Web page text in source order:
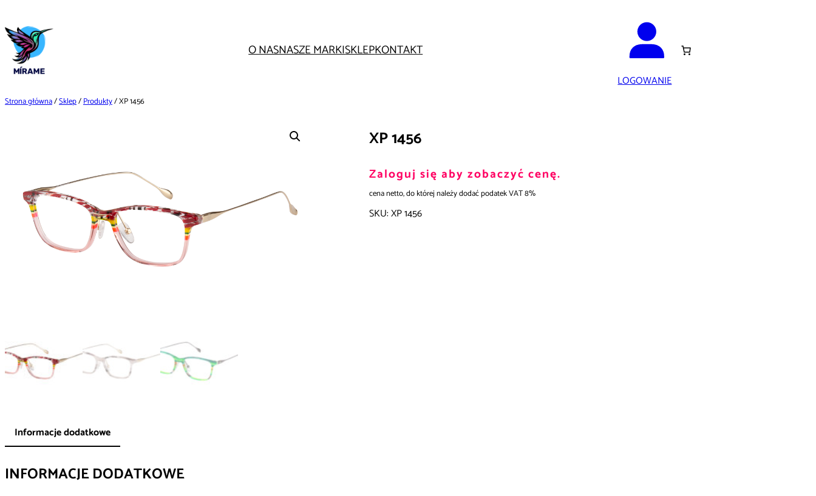
do
treści
O NASNASZE MARKISKLEPKONTAKT
LOGOWANIE
Strona główna/Sklep/Produkty/ XP 1456
XP 1456
Zaloguj się aby zobaczyć cenę.
cena netto, do której należy dodać podatek VAT 8%
SKU:XP 1456
Informacje dodatkowe
INFORMACJE DODATKOWE